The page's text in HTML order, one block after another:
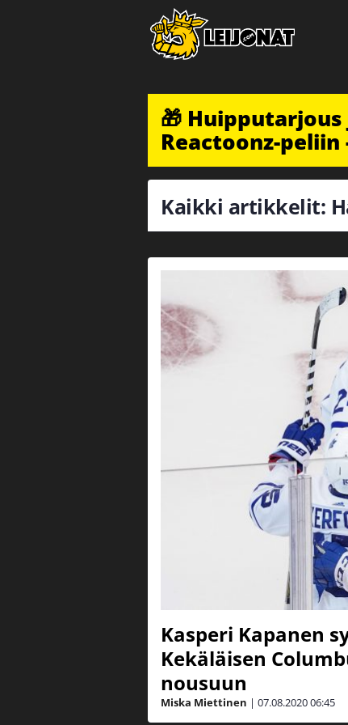
🎁
Reactoonz-
Kaikki artikkelit:
Kasperi Kapanen
Kekäläisen
nousuun
Miska Miettinen | 07.08.202006:45